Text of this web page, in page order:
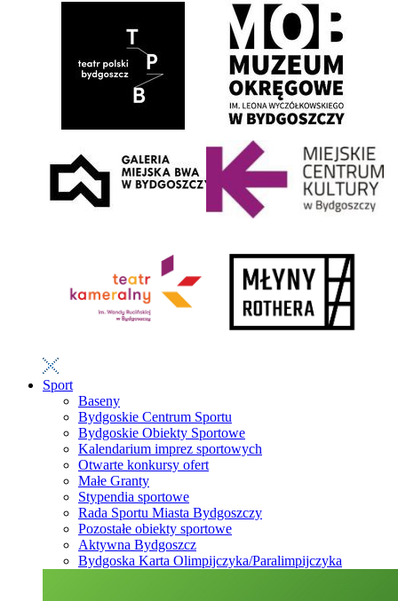
Sport
Baseny
Bydgoskie Centrum Sportu
Bydgoskie Obiekty Sportowe
Kalendarium imprez sportowych
Otwarte konkursy ofert
Małe Granty
Stypendia sportowe
Rada Sportu Miasta Bydgoszczy
Pozostałe obiekty sportowe
Aktywna Bydgoszcz
Bydgoska Karta Olimpijczyka/Paralimpijczyka